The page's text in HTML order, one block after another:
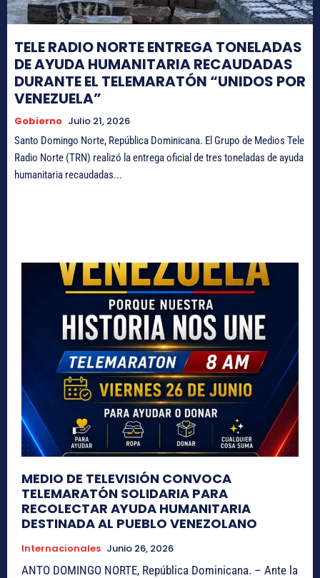
TELE RADIO NORTE ENTREGA TONELADAS
DE AYUDA HUMANITARIA RECAUDADAS
DURANTE EL TELEMARATÓN “UNIDOS POR
VENEZUELA”
Gobierno Julio 21, 2026
Santo Domingo Norte, República Dominicana. El Grupo de Medios Tele
Radio Norte (TRN) realizó la entrega oficial de tres toneladas de ayuda
humanitaria recaudadas...
MEDIO DE TELEVISIÓN CONVOCA
TELEMARATÓN SOLIDARIA PARA
RECOLECTAR AYUDA HUMANITARIA
DESTINADA AL PUEBLO VENEZOLANO
Internacionales Junio 26, 2026
ANTO DOMINGO NORTE, República Dominicana. – Ante la